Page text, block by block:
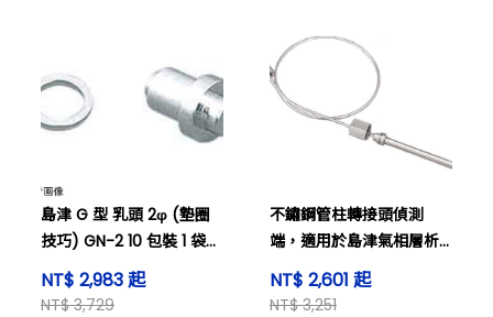
島津 G 型 乳頭 2φ (墊圈
技巧) GN-2 10 包裝 1 袋
(10 包裝) 及其他
NT$ 2,983 起
NT$ 3,729
不鏽鋼管柱轉接頭偵測
端，適用於島津氣相層析
儀及其他
NT$ 2,601 起
NT$ 3,251